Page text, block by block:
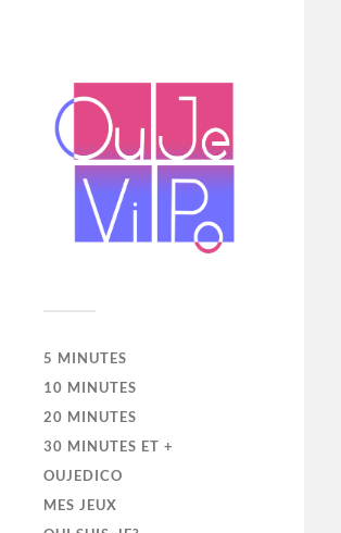
5 MINUTES
10 MINUTES
20 MINUTES
30 MINUTES ET +
OUJEDICO
MES JEUX